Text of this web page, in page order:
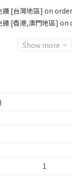
運 [台灣地區] on order
運 [香港,澳門地區] on
Show more